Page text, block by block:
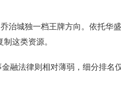
治城独一档王牌方向。依托华
这类资源。
融法律则相对薄弱，细分排名